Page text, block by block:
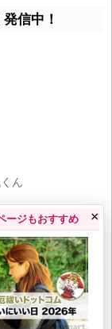
信中！
ん
していただくと
の関心度合いを
ージもおすすめ ×